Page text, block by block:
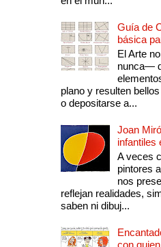
Guía de
básica
El Arte
nunca—
plano y resulten
o depositarse a...
Joan
infantiles
A veces
pintores
nos
reflejan realidades,
saben ni dibuj...